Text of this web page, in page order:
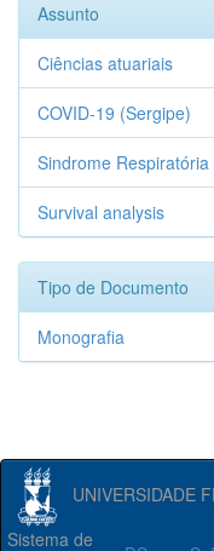
Assunto
Ciências atuariais
COVID-19 (Sergipe)
Sindrome
Survival analysis
Tipo de Documento
Monografia
UNIVERSIDADE
Sistema de